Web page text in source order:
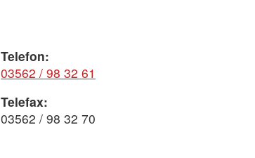
Telefon:
03562 / 98 32 61
Telefax:
03562 / 98 32 70